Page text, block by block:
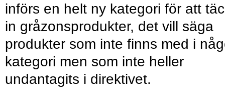
införs en helt ny kategori för att
in gråzonsprodukter, det vill säga
produkter som inte finns med i
kategori men som inte heller
undantagits i direktivet.